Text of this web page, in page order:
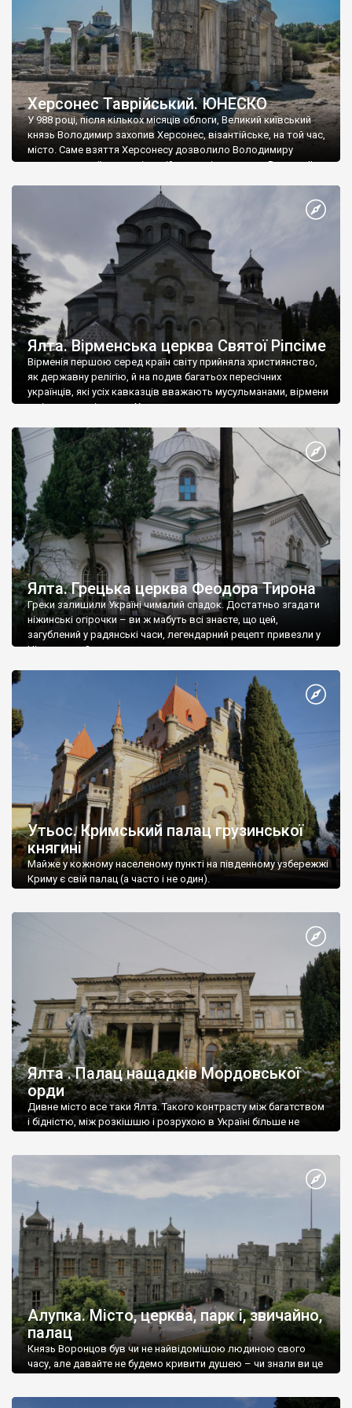
Херсонес Таврійський. ЮНЕСКО
У 988 році, після кількох місяців облоги, Великий київський
князь Володимир захопив Херсонес, візантійське, на той час,
місто. Саме взяття Херсонесу дозволило Володимиру
диктувати свої умови візантійському імператору Василю ІІ, та
Херсонесі Володимир-язичник, став Василем-християнином.
А потім було Хрещення Русі. На честь Херсонесу Таврійського
Ялта. Вірменська церква Святої Ріпсіме
Вірменія першою серед країн світу прийняла християнство,
як державну релігію, й на подив багатьох пересічних
українців, які усіх кавказців вважають мусульманами, вірмени
є відданими вірянами Христа
Ялта. Грецька церква Феодора Тирона
Греки залишили Україні чималий спадок. Достатньо згадати
ніжинські огірочки – ви ж мабуть всі знаєте, що цей,
загублений у радянські часи, легендарний рецепт привезли у
Ніжин греки?
Утьос. Кримський палац грузинської
княгині
Майже у кожному населеному пункті на південному узбережжі
Криму є свій палац (а часто і не один).
Ялта . Палац нащадків Мордовської
орди
Дивне місто все таки Ялта. Такого контрасту між багатством
і бідністю, між розкішшю і розрухою в Україні більше не
Алупка. Місто, церква, парк і, звичайно,
палац
Князь Воронцов був чи не найвідомішою людиною свого
часу, але давайте не будемо кривити душею – чи знали ви це